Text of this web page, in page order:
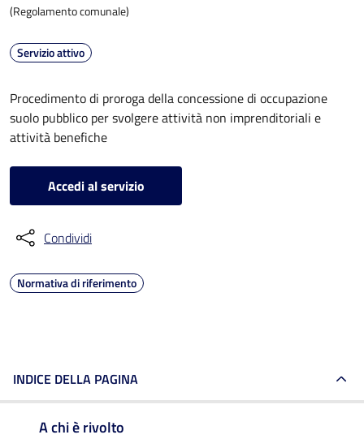
(Regolamento comunale)
Servizio attivo
Procedimento di proroga della concessione di occupazione
suolo pubblico per svolgere attività non imprenditoriali e
attività benefiche
Accedi al servizio
Condividi
Normativa di riferimento
INDICE DELLA PAGINA
A chi è rivolto